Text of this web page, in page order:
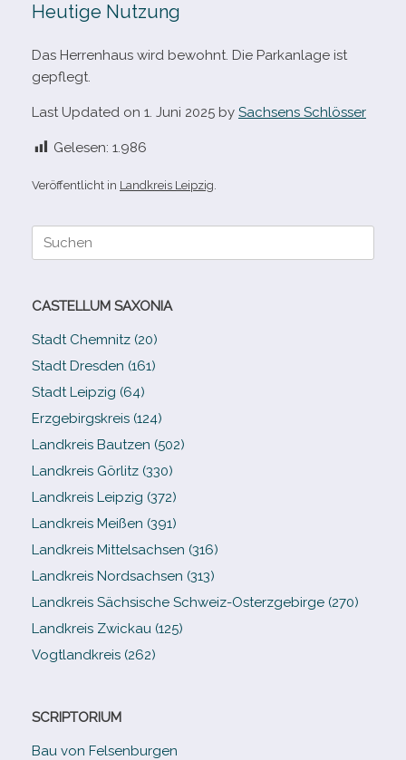
Heutige Nutzung
Das Herrenhaus wird bewohnt. Die Parkanlage ist
gepflegt.
Last Updated on 1. Juni 2025 by Sachsens Schlösser
Gelesen: 1.986
Veröffentlicht in Landkreis Leipzig
Suche
CASTELLUM SAXONIA
Stadt Chemnitz (20)
Stadt Dresden (161)
Stadt Leipzig (64)
Erzgebirgskreis (124)
Landkreis Bautzen (502)
Landkreis Görlitz (330)
Landkreis Leipzig (372)
Landkreis Meißen (391)
Landkreis Mittelsachsen (316)
Landkreis Nordsachsen (313)
Landkreis Sächsische Schweiz-​Osterzgebirge (270)
Landkreis Zwickau (125)
Vogtlandkreis (262)
SCRIPTORIUM
Bau von Felsenburgen